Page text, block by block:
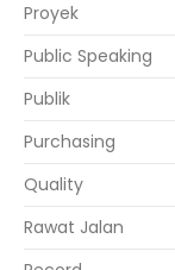
Proyek
Public Speaking
Publik
Purchasing
Quality
Rawat Jalan